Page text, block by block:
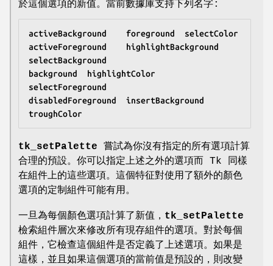
於這個選項的新值。當前數據庫支持下列名字:
activeBackground	foreground	selectColor
activeForeground	highlightBackground
selectBackground
background	highlightColor
selectForeground
disabledForeground	insertBackground
troughColor
tk_setPalette 嘗試為你沒有指定的所有選項計算
合理的預設。你可以指定上述之外的選項而 Tk 同樣
在組件上的這些選項。這個特征對使用了額外的顏色
選項的定制組件可能有用。
一旦為每個顏色選項計算了新值， tk_setPalette
檢索組件層次來修改所有現存組件的選項。對於每個
組件，它檢查這個組件是否定義了上述選項。如果是
這樣，並且如果這個選項的當前值是預設的，則改變